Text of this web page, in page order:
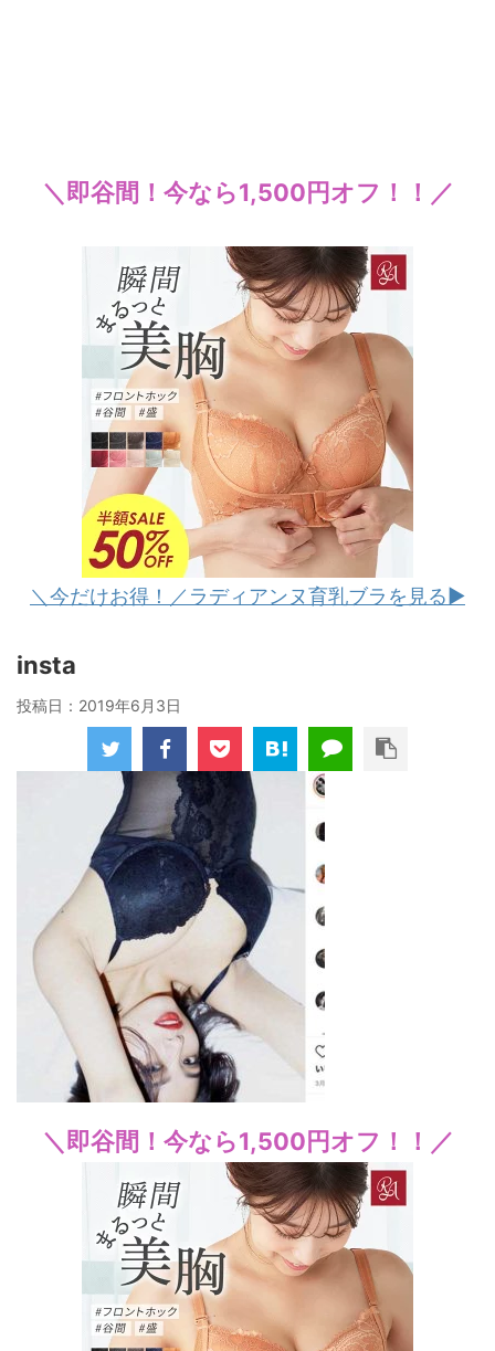
＼即谷間！今なら1,500円オフ！！／
＼今だけお得！／ラディアンヌ育乳ブラを見る▶︎
insta
投稿日： 2019年6月3日
＼即谷間！今なら1,500円オフ！！／